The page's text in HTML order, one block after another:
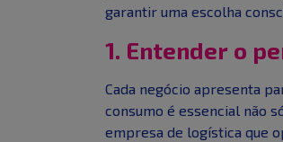
garantir uma escolha
1. Entender o
Cada negócio apresenta
consumo é essencial não
empresa de logística que